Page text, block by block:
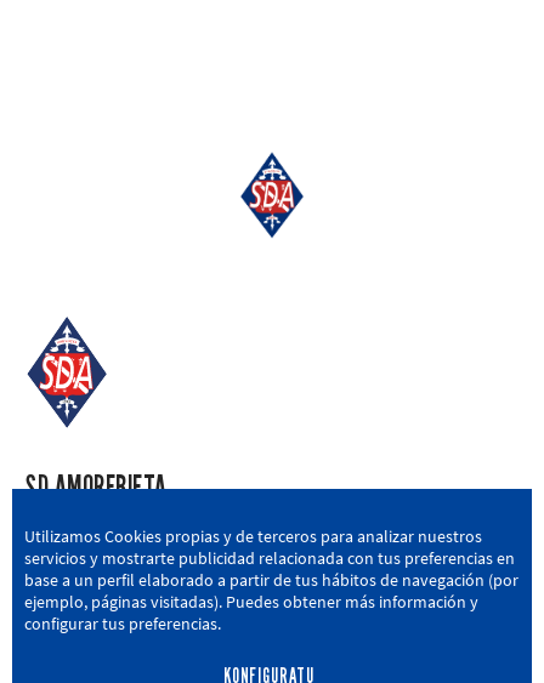
SD AMOREBIETA
San Miguel Kalea, 16, 48340 Amorebieta, Bizkaia
946 604 751 | sda@sdamorebieta.eus
Utilizamos Cookies propias y de terceros para analizar nuestros
servicios y mostrarte publicidad relacionada con tus preferencias en
base a un perfil elaborado a partir de tus hábitos de navegación (por
ejemplo, páginas visitadas). Puedes obtener más información y
configurar tus preferencias.
KONFIGURATU